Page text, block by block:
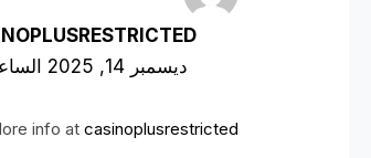
ديسمبر 14, 2025 الساعة 1:35 م
info at casinoplusrestricted